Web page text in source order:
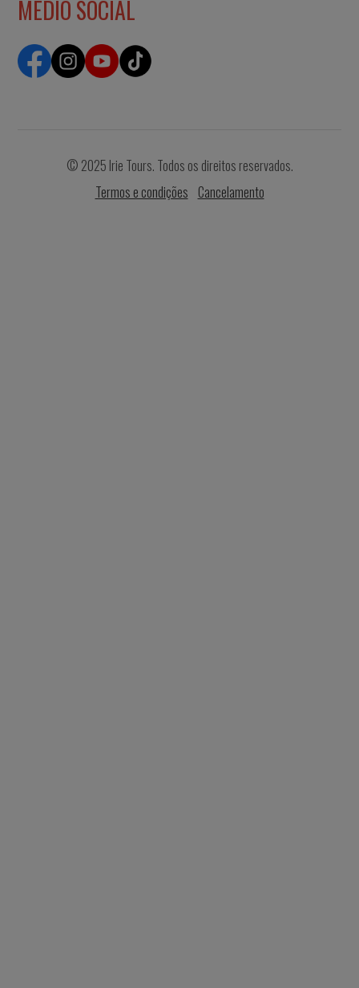
MEDIO SOCIAL
© 2025 Irie Tours. Todos os direitos reservados.
Termos e condições Cancelamento